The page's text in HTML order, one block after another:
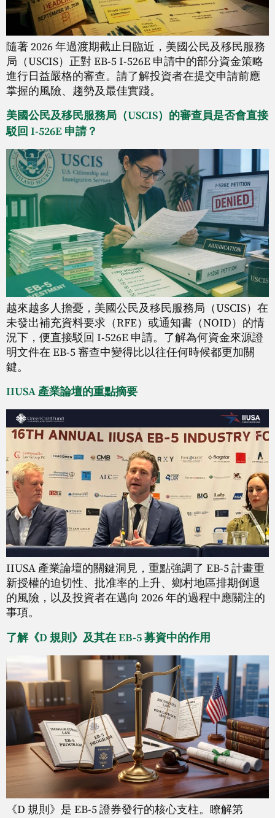
隨著 2026 年過渡期截止日臨近，美國公民及移民服務
局（USCIS）正對 EB-5 I-526E 申請中的部分資金策略
進行日益嚴格的審查。請了解投資者在提交申請前應
掌握的風險、趨勢及最佳實踐。
美國公民及移民服務局（USCIS）的審查員是否會直接
駁回 I-526E 申請？
越來越多人擔憂，美國公民及移民服務局（USCIS）在
未發出補充資料要求（RFE）或通知書（NOID）的情
況下，便直接駁回 I-526E 申請。了解為何資金來源證
明文件在 EB-5 審查中變得比以往任何時候都更加關
鍵。
IIUSA 產業論壇的重點摘要
IIUSA 產業論壇的關鍵洞見，重點強調了 EB-5 計畫重
新授權的迫切性、批准率的上升、鄉村地區排期倒退
的風險，以及投資者在邁向 2026 年的過程中應關注的
事項。
了解《D 規則》及其在 EB-5 募資中的作用
《D 規則》是 EB-5 證券發行的核心支柱。瞭解第